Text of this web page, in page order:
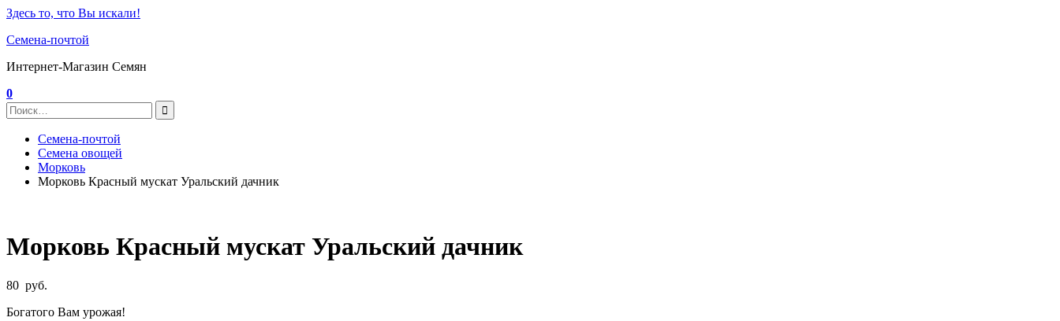
Здесь то, что Вы искали!
Семена-почтой
Интернет-Магазин Семян
0
Семена-почтой
Семена овощей
Морковь
Морковь Красный мускат Уральский дачник
Морковь Красный мускат Уральский дачник
80 руб.
Богатого Вам урожая!